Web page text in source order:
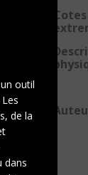
Cotes
outil
de la
dans